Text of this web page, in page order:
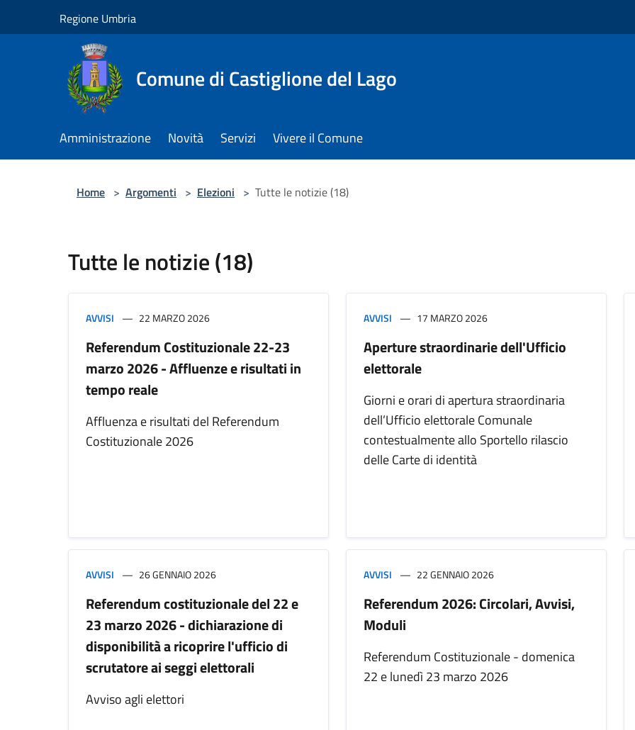
Regione Umbria
Comune di Castiglione del Lago
Amministrazione Novità Servizi Vivere il Comune
Home > Argomenti > Elezioni > Tutte le notizie (18)
Tutte le notizie (18)
AVVISI 22 MARZO 2026
Referendum Costituzionale 22-23
marzo 2026 - Affluenze e risultati in
tempo reale
Affluenza e risultati del Referendum
Costituzionale 2026
AVVISI 17 MARZO 2026
Aperture straordinarie dell'Ufficio
elettorale
Giorni e orari di apertura straordinaria
dell’Ufficio elettorale Comunale
contestualmente allo Sportello rilascio
delle Carte di identità
AVVISI 26 GENNAIO 2026
Referendum costituzionale del 22 e
23 marzo 2026 - dichiarazione di
disponibilità a ricoprire l'ufficio di
scrutatore ai seggi elettorali
Avviso agli elettori
AVVISI 22 GENNAIO 2026
Referendum 2026: Circolari, Avvisi,
Moduli
Referendum Costituzionale - domenica
22 e lunedì 23 marzo 2026